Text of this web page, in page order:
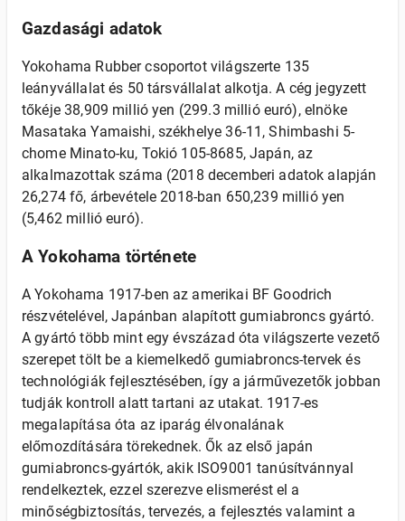
Gazdasági adatok
Yokohama Rubber csoportot világszerte 135
leányvállalat és 50 társvállalat alkotja. A cég jegyzett
tőkéje 38,909 millió yen (299.3 millió euró), elnöke
Masataka Yamaishi, székhelye 36-11, Shimbashi 5-
chome Minato-ku, Tokió 105-8685, Japán, az
alkalmazottak száma (2018 decemberi adatok alapján
26,274 fő, árbevétele 2018-ban 650,239 millió yen
(5,462 millió euró).
A Yokohama története
A Yokohama 1917-ben az amerikai BF Goodrich
részvételével, Japánban alapított gumiabroncs gyártó.
A gyártó több mint egy évszázad óta világszerte vezető
szerepet tölt be a kiemelkedő gumiabroncs-tervek és
technológiák fejlesztésében, így a járművezetők jobban
tudják kontroll alatt tartani az utakat. 1917-es
megalapítása óta az iparág élvonalának
előmozdítására törekednek. Ők az első japán
gumiabroncs-gyártók, akik ISO9001 tanúsítvánnyal
rendelkeztek, ezzel szerezve elismerést el a
minőségbiztosítás, tervezés, a fejlesztés valamint a